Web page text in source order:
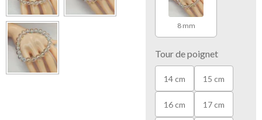
8 mm
Tour de poignet
14 cm 15 cm
16 cm 17 cm